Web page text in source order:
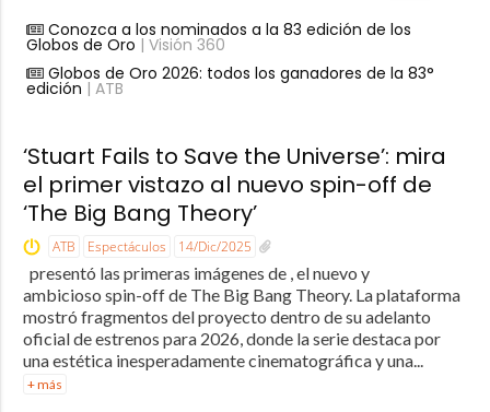
Conozca a los nominados a la 83 edición de los
Globos de Oro | Visión 360
Globos de Oro 2026: todos los ganadores de la 83°
edición | ATB
‘Stuart Fails to Save the Universe’: mira
el primer vistazo al nuevo spin-off de
‘The Big Bang Theory’
ATB Espectáculos 14/Dic/2025
presentó las primeras imágenes de , el nuevo y
ambicioso spin-off de The Big Bang Theory. La plataforma
mostró fragmentos del proyecto dentro de su adelanto
oficial de estrenos para 2026, donde la serie destaca por
una estética inesperadamente cinematográfica y una...
+ más